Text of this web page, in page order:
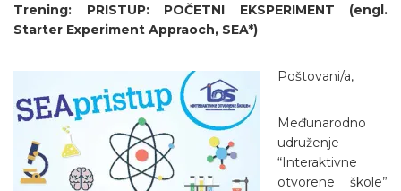
Trening: PRISTUP: POČETNI EKSPERIMENT (engl.
Starter Experiment Appraoch, SEA*)
Poštovani/a,
Međunarodno
udruženje
“Interaktivne
otvorene škole”